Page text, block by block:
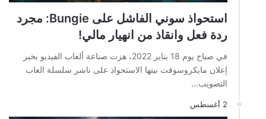
استحواذ سوني الفاشل على Bungie: مجرد
ردة فعل وانقاذ من انهيار مالي!
في صباح يوم 18 يناير 2022، هزت صناعة ألعاب الفيديو بخبر
إعلان مايكروسوفت نيتها الاستحواذ على ناشر سلسلة العاب
التصويب…
2 أغسطس